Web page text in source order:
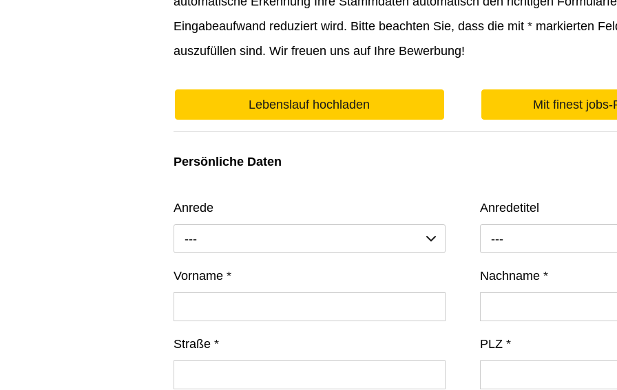
Eingabeaufwand reduziert wird. Bitte beachten Sie, dass die mit * markierten
auszufüllen sind. Wir freuen uns auf Ihre Bewerbung!
Lebenslauf hochladen Mit finest jobs-
Persönliche Daten
Anrede
---
Anredetitel
---
Vorname * Nachname*
Straße * PLZ*